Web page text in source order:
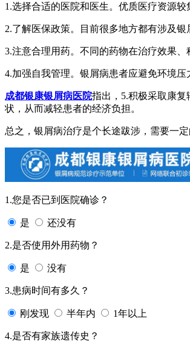
1.选择合适的医院和医生。优质医疗资源
2.了解医保政策。目前很多地方都有涉及
3.注意合理用药。不同的药物在治疗效果
4.加强自我管理。银屑病患者应避免环境
成都银康银屑病医院指出，5.积极采取康
状，从而减轻患者的经济负担。
总之，银屑病治疗是个长途跋涉，需要一
1.您是否已到医院确诊？
是 还没有
2.是否使用外用药物？
是 没有
3.患病时间有多久？
刚发现 半年内 1年以上
4.是否有家族遗传史？